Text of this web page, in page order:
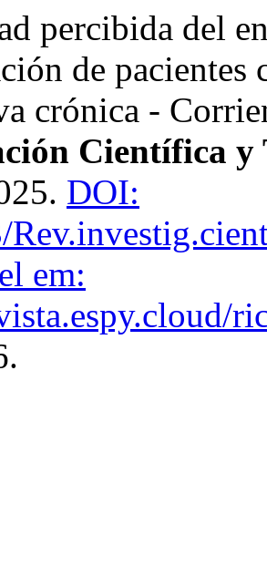
percibida del
de pacientes
crónica -
Científica y
DOI:
em: